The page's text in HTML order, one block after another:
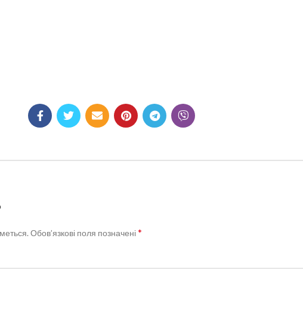
Обов’язкові поля позначені*